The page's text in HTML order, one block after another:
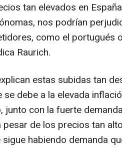
tan elevados en
nos podrían
como el portugués
Raurich.
estas subidas tan
debe a la elevada
junto con la fuerte
de los precios tan
habiendo demanda